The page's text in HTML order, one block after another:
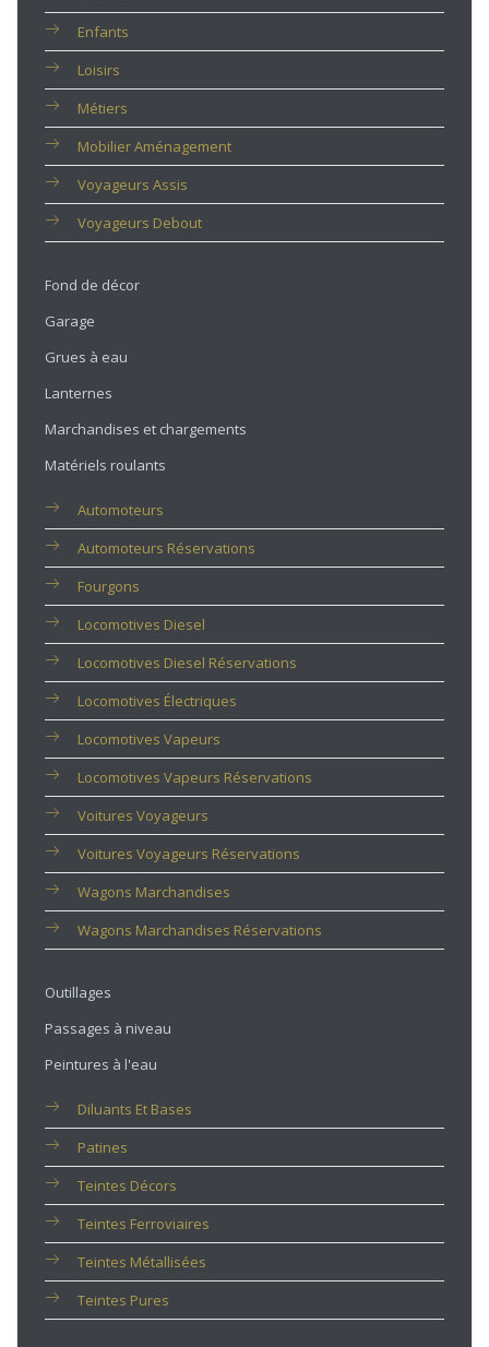
Enfants
Loisirs
Métiers
Mobilier Aménagement
Voyageurs Assis
Voyageurs Debout
Fond de décor
Garage
Grues à eau
Lanternes
Marchandises et chargements
Matériels roulants
Automoteurs
Automoteurs Réservations
Fourgons
Locomotives Diesel
Locomotives Diesel Réservations
Locomotives Électriques
Locomotives Vapeurs
Locomotives Vapeurs Réservations
Voitures Voyageurs
Voitures Voyageurs Réservations
Wagons Marchandises
Wagons Marchandises Réservations
Outillages
Passages à niveau
Peintures à l'eau
Diluants Et Bases
Patines
Teintes Décors
Teintes Ferroviaires
Teintes Métallisées
Teintes Pures